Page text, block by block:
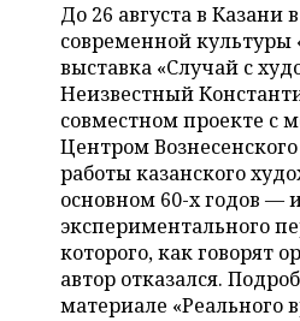
ВОЛЕЙБОЛ
КИБЕРСПОРТ
ФИГУРНОЕ КАТАНИЕ
ВОДНЫЕ ВИДЫ СПОРТА
ХОККЕЙ С МЯЧОМ
ИСТОРИЯ
КУЛЬТУРА
МЕДИЦИНА
ОБРАЗОВАНИЕ
ПРОИСШЕСТВИЯ
СПИСОК ПЕРСОН
СПИСОК КОМПАНИЙ
ПОЛНАЯ ВЕРСИЯ
До 26 августа в Казани
современной культуры
выставка «Случай с
Неизвестный
совместном проекте с
Центром
работы казанского
основном 60-х годов —
экспериментального
которого, как говорят
автор отказался.
материале «Реального